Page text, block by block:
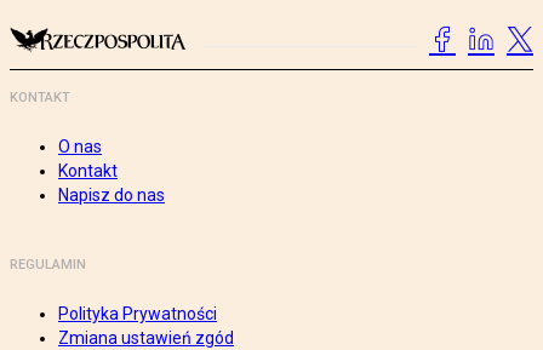
KONTAKT
O nas
Kontakt
Napisz do nas
REGULAMIN
Polityka Prywatności
Zmiana ustawień zgód